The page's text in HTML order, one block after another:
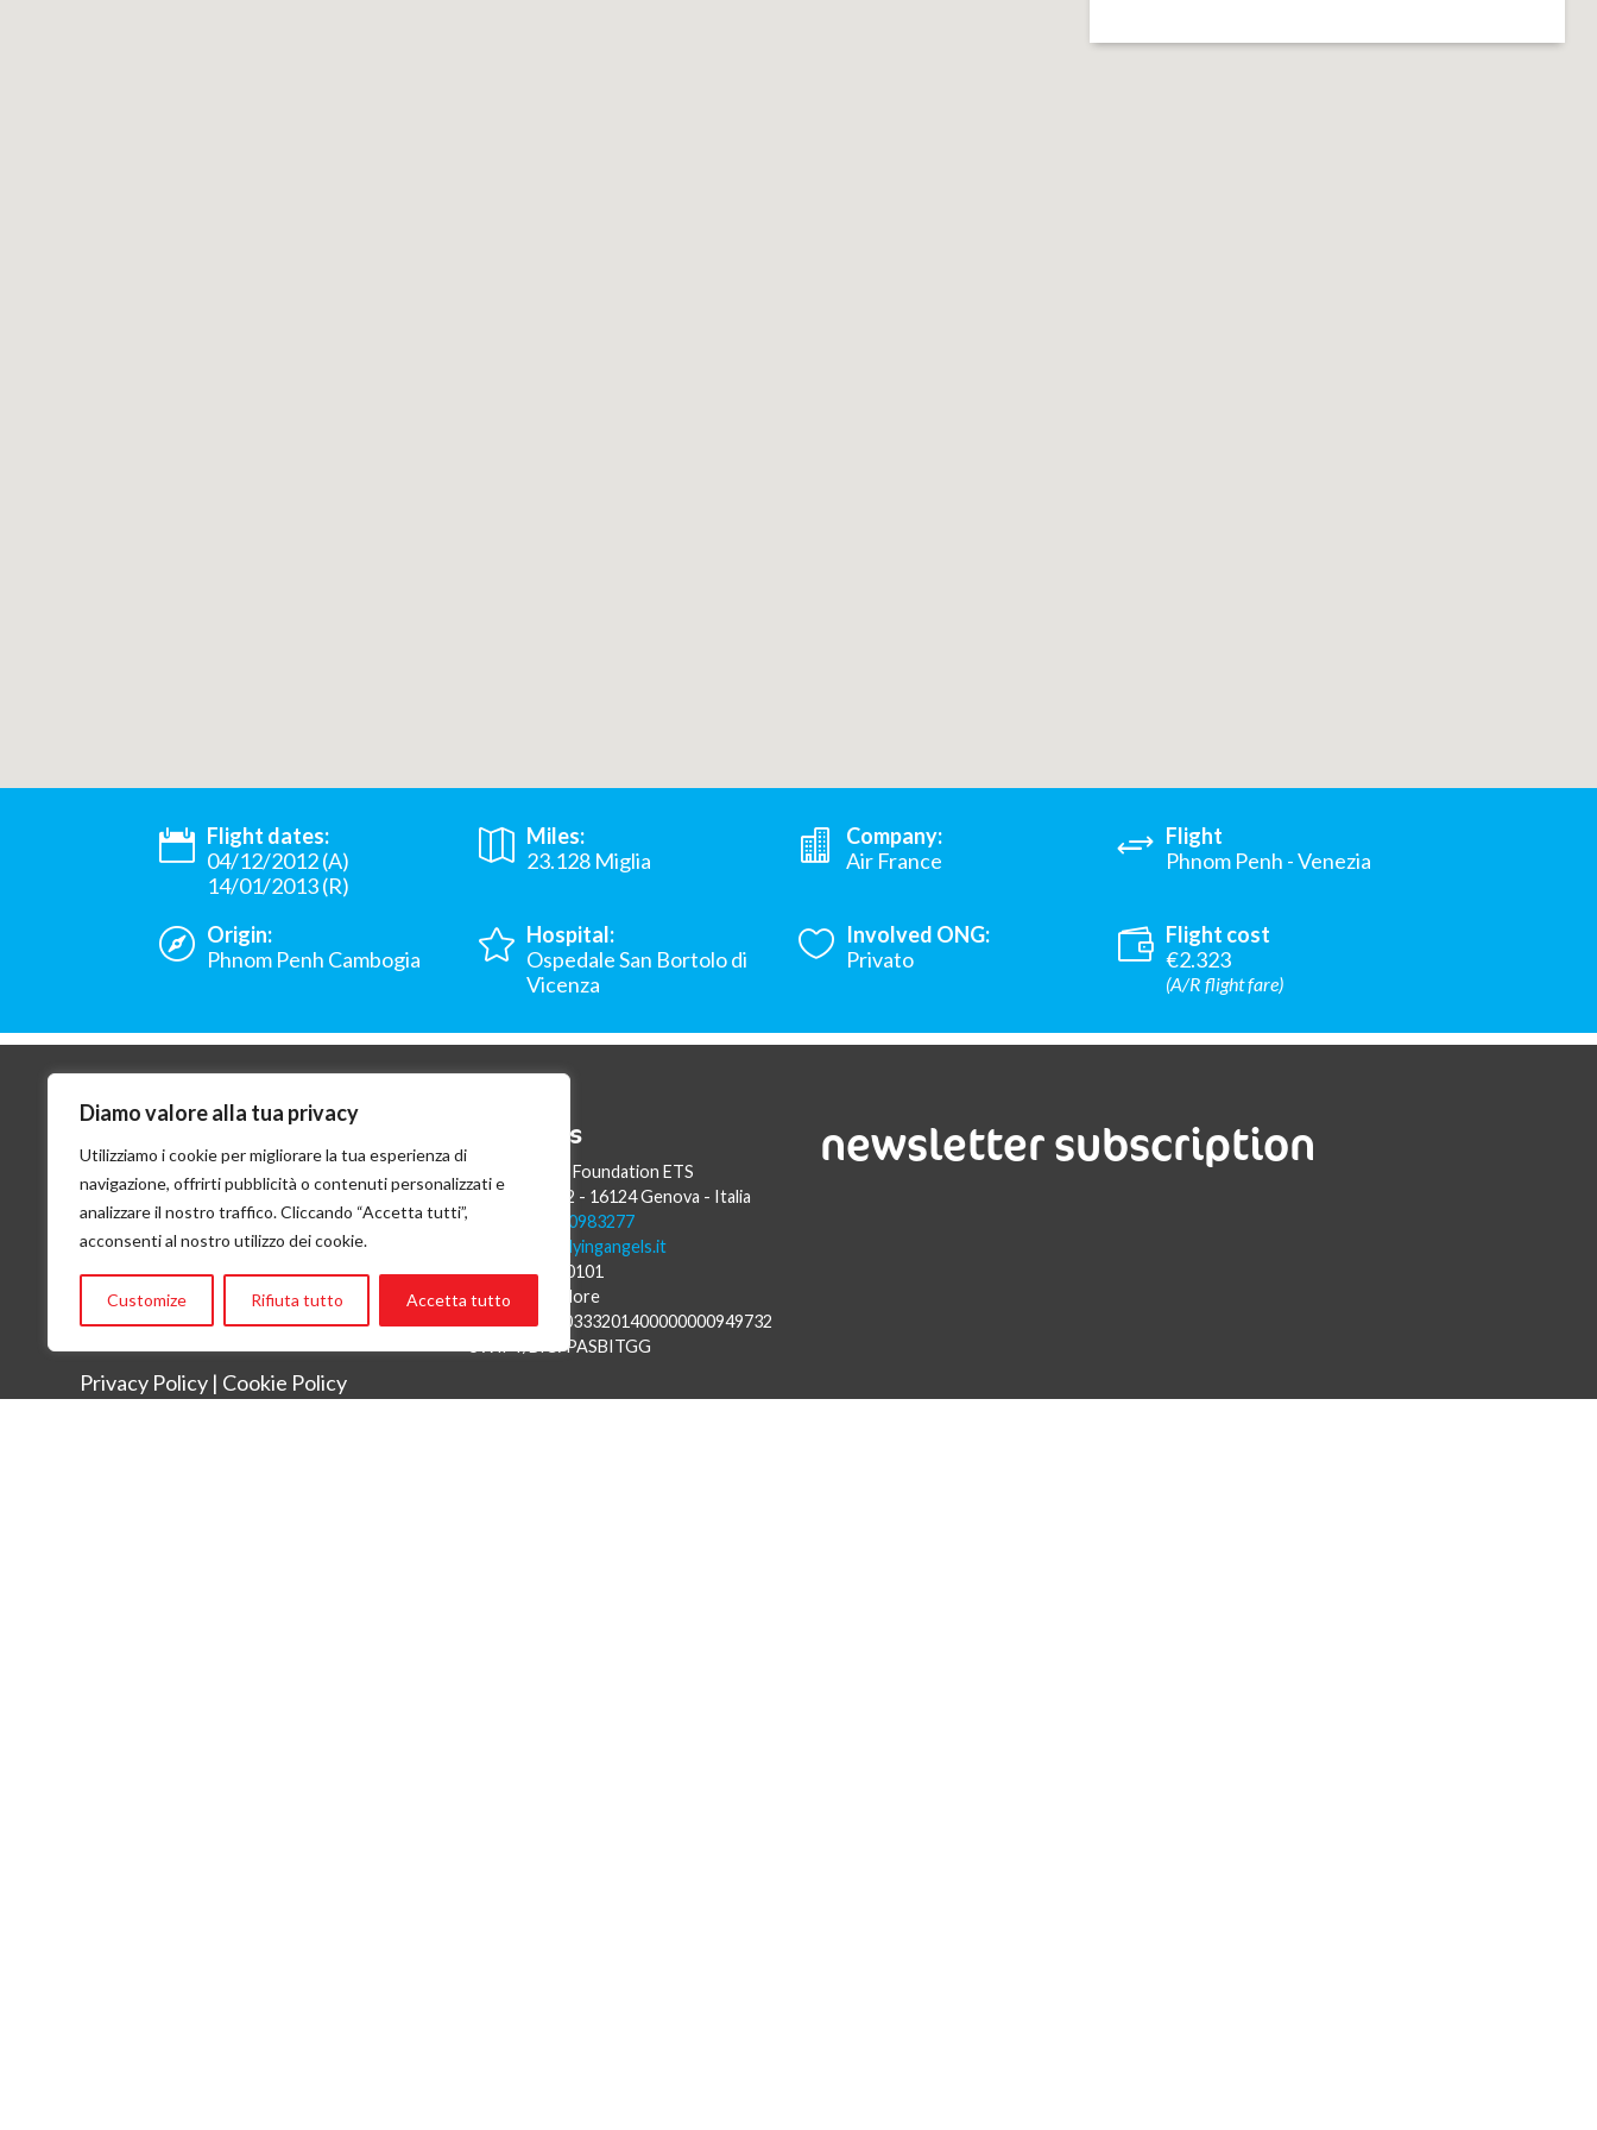
Diamo valore alla tua privacy
Utilizziamo i cookie per migliorare la tua esperienza di
navigazione, offrirti pubblicità o contenuti personalizzati e
analizzare il nostro traffico. Cliccando “Accetta tutti”,
acconsenti al nostro utilizzo dei cookie.
Customize Rifiuta tutto Accetta tutto
Flight dates:
04/12/2012 (A)
14/01/2013 (R)
Miles:
23.128 Miglia
Company:
Air France
Flight
Phnom Penh - Venezia
Origin:
Phnom Penh Cambogia
Hospital:
Ospedale San Bortolo di
Vicenza
Involved ONG:
Privato
Flight cost
€2.323
(A/R flight fare)
A FLIGHT CAN SAVE A
LIFE
that is, in synthesis, Flying Angels
mission
Privacy Policy | Cookie Policy
Contacts
Flying Angels Foundation ETS
Via San Luca 2 - 16124 Genova - Italia
+ 39 010 0983277
info@flyingangels.it
CF: 95157820101
Banca Passadore
IBAN: IT73L0333201400000000949732
SWIFT/BIC: PASBITGG
newsletter subscription